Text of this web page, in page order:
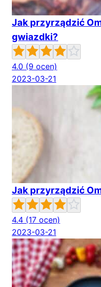
Jak przyrządzić
gwiazdki?
4.0 (9 ocen)
2023-03-21
Jak przyrządzić
4.4 (17 ocen)
2023-03-21